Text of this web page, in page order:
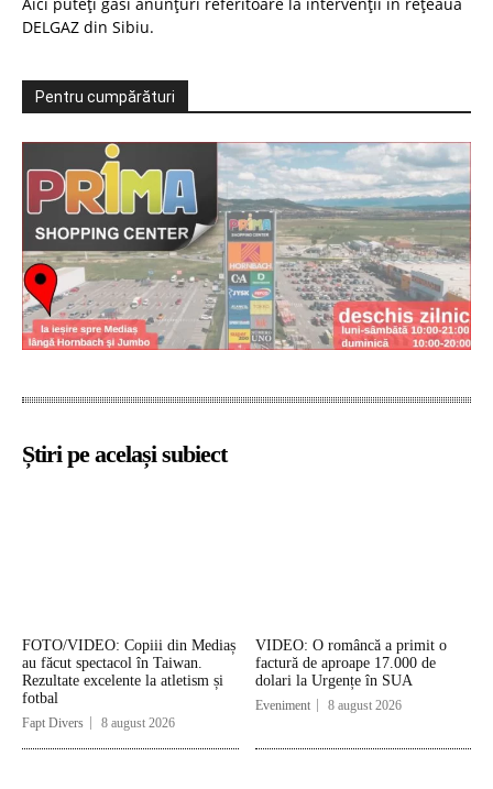
DELGAZ din Sibiu.
Pentru cumpărături
Știri pe același subiect
FOTO/VIDEO: Copiii din Mediaș
au făcut spectacol în Taiwan.
Rezultate excelente la atletism și
fotbal
Fapt Divers 8 august 2026
VIDEO: O româncă a primit o
factură de aproape 17.000 de
dolari la Urgențe în SUA
Eveniment 8 august 2026